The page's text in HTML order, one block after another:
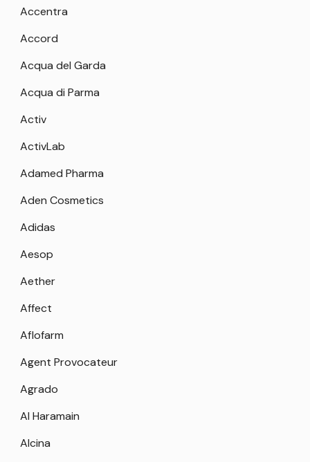
Accentra
Accord
Acqua del Garda
Acqua di Parma
Activ
ActivLab
Adamed Pharma
Aden Cosmetics
Adidas
Aesop
Aether
Affect
Aflofarm
Agent Provocateur
Agrado
Al Haramain
Alcina